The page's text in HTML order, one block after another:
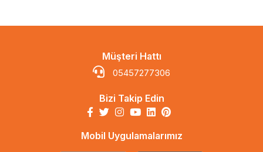
Müşteri Hattı
05457277306
Bizi Takip Edin
Mobil Uygulamalarımız